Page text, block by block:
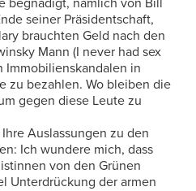
seiner Präsidentschaft,
brauchten Geld nach den
Mann (I never had sex
Immobilienskandalen in
zu bezahlen. Wo bleiben die
gegen diese Leute zu
Auslassungen zu den
Ich wundere mich, dass
von den Grünen
Unterdrückung der armen